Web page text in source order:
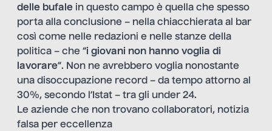
delle bufale in questo campo è quella che spesso
porta alla conclusione – nella chiacchierata al bar
così come nelle redazioni e nelle stanze della
politica – che “i giovani non hanno voglia di
lavorare”. Non ne avrebbero voglia nonostante
una disoccupazione record – da tempo attorno al
30%, secondo l’Istat – tra gli under 24.
Le aziende che non trovano collaboratori, notizia
falsa per eccellenza